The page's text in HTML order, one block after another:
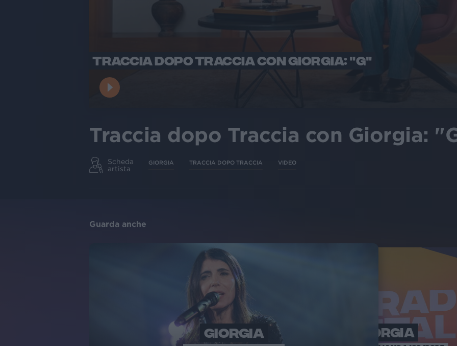
TRACCIA DOPO TRACCIA CON GIORGIA: "G"
Traccia dopo Traccia con Giorgia:
Scheda
artista
GIORGIA TRACCIA DOPO TRACCIA VIDEO
Guarda anche
GIORGIA GIORGIA